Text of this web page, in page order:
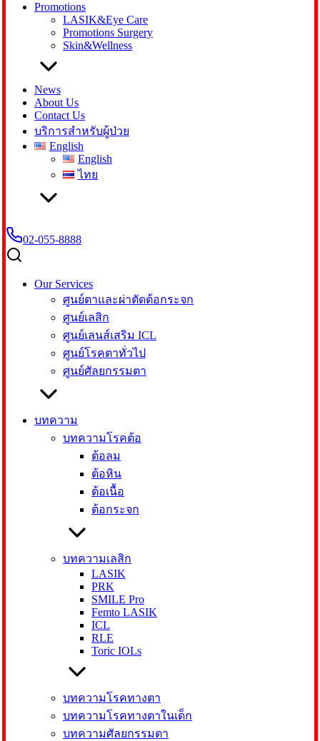
Promotions
LASIK&Eye Care
Promotions Surgery
Skin&Wellness
News
About Us
Contact Us
บริการสำหรับผู้ป่วย
English
English
ไทย
02-055-8888
Our Services
ศูนย์ตาและผ่าตัดต้อกระจก
ศูนย์เลสิก
ศูนย์เลนส์เสริม ICL
ศูนย์โรคตาทั่วไป
ศูนย์ศัลยกรรมตา
บทความ
บทความโรคต้อ
ต้อลม
ต้อหิน
ต้อเนื้อ
ต้อกระจก
บทความเลสิก
LASIK
PRK
SMILE Pro
Femto LASIK
ICL
RLE
Toric IOLs
บทความโรคทางตา
บทความโรคทางตาในเด็ก
บทความศัลยกรรมตา